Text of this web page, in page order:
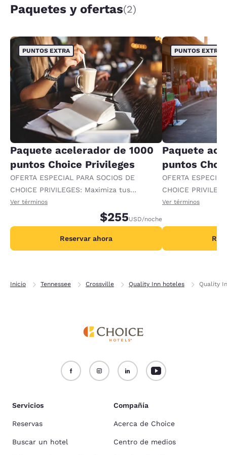
Paquetes y ofertas(2)
PUNTOS EXTRA
Paquete acelerador de 1000
puntos Choice Privileges
OFERTA ESPECIAL PARA SOCIOS DE
CHOICE PRIVILEGES: Maximiza tus
recompensas al recibir 1000 puntos
Ver términos
$255USD/noche
Reservar ahora
PUNTOS EXTRA
Paquete
puntos
OFERTA
CHOICE
recompensas al
Ver términos
Inicio Tennessee Crossville Quality Inn hoteles Quality
Servicios
Reservas
Buscar un hotel
Compañía
Acerca de Choice
Centro de medios